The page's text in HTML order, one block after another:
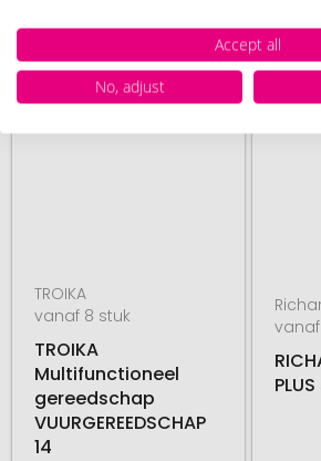
# 555.282113
TROIKA
vanaf 8 stuk
TROIKA
Multifunctioneel
gereedschap
VUURGEREEDSCHAP
14
vanaf
Accept all
No, adjust